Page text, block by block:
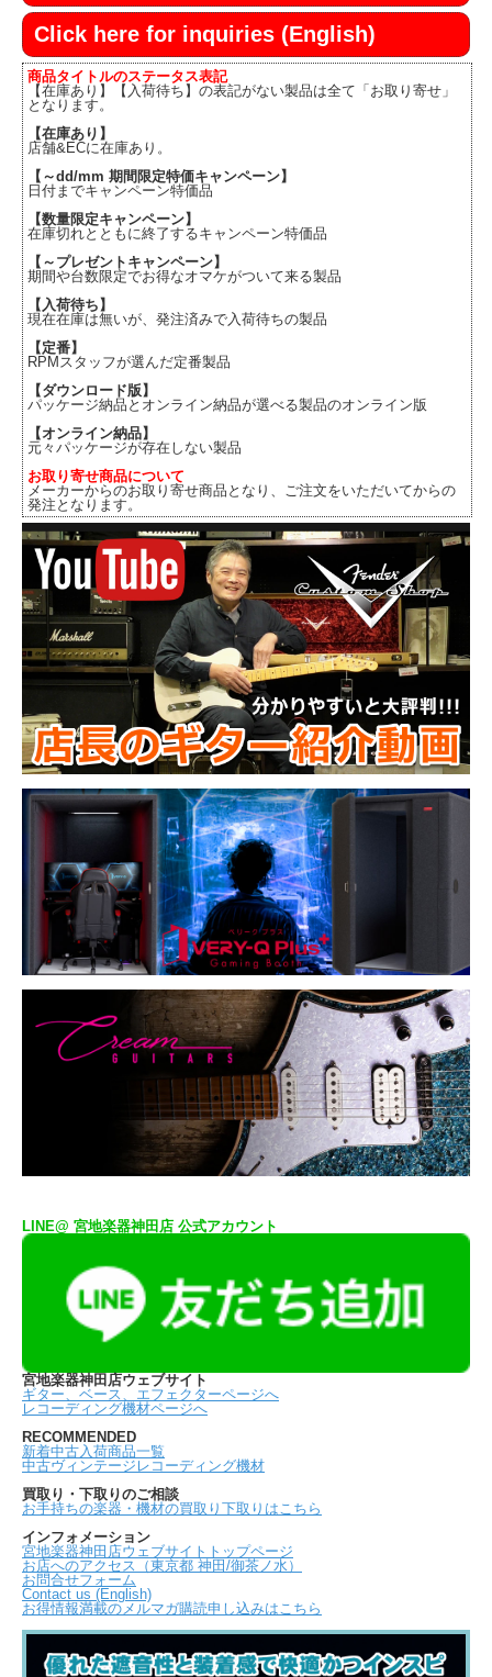
Click here for inquiries (English)
商品タイトルのステータス表記
【在庫あり】【入荷待ち】の表記がない製品は全て「お取り寄せ」
となります。
【在庫あり】
店舗&ECに在庫あり。
【～dd/mm 期間限定特価キャンペーン】
日付までキャンペーン特価品
【数量限定キャンペーン】
在庫切れとともに終了するキャンペーン特価品
【～プレゼントキャンペーン】
期間や台数限定でお得なオマケがついて来る製品
【入荷待ち】
現在在庫は無いが、発注済みで入荷待ちの製品
【定番】
RPMスタッフが選んだ定番製品
【ダウンロード版】
パッケージ納品とオンライン納品が選べる製品のオンライン版
【オンライン納品】
元々パッケージが存在しない製品
お取り寄せ商品について
メーカーからのお取り寄せ商品となり、ご注文をいただいてからの
発注となります。
LINE@ 宮地楽器神田店 公式アカウント
宮地楽器神田店ウェブサイト
ギター、ベース、エフェクターページへ
レコーディング機材ページへ
RECOMMENDED
新着中古入荷商品一覧
中古ヴィンテージレコーディング機材
買取り・下取りのご相談
お手持ちの楽器・機材の買取り下取りはこちら
インフォメーション
宮地楽器神田店ウェブサイトトップページ
お店へのアクセス（東京都 神田/御茶ノ水）
お問合せフォーム
Contact us (English)
お得情報満載のメルマガ購読申し込みはこちら